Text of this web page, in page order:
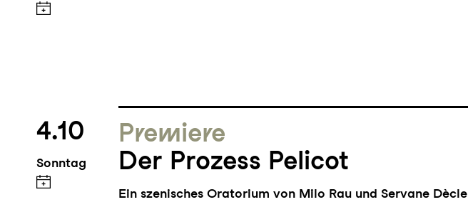
4.10
Sonntag
Premiere
Der Prozess Pelicot
Ein szenisches Oratorium von Milo Rau und Servane Dècle